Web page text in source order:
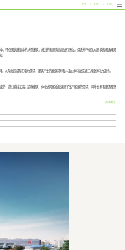
中 EN DE
，不仅现状建筑中的大型建筑，规划的新建筑也应进行评估。但这并不仅仅从建筑的视角来观
。
火车站区域存在电力需求，建筑产生的能源可为私人及公共电动交通工具提供电力支持。
的一部分直接安装。这种建筑一体化太阳能板既满足了生产能源的需求，同时也具有建造及塑
一部分，承担相应的建筑构件功能以及节省建造成本。建筑设计上，也可以通过各种创新技
阅读更多